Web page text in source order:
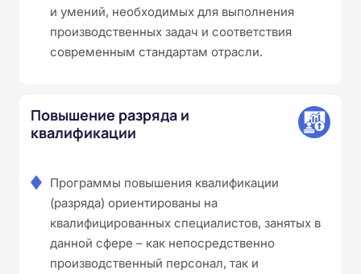
и умений, необходимых для выполнения
производственных задач и соответствия
современным стандартам отрасли.
Повышение разряда и
квалификации
Программы повышения квалификации
(разряда) ориентированы на
квалифицированных специалистов, занятых в
данной сфере – как непосредственно
производственный персонал, так и